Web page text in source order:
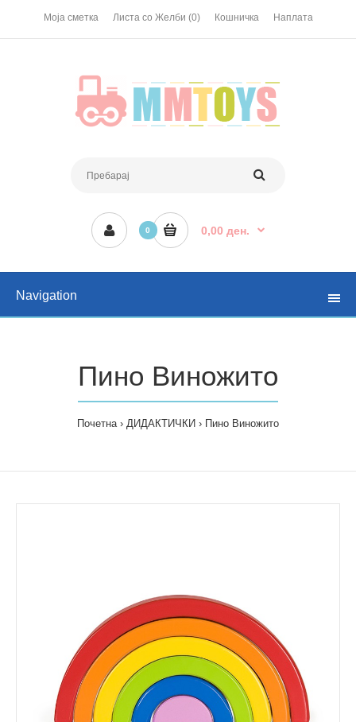
Моја сметка Листа со Желби (0) Кошничка Наплата
0 0,00 ден.
Navigation
Пино Виножито
Почетна ДИДАКТИЧКИ Пино Виножито